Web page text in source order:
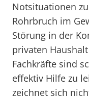
Notsituationen
Rohrbruch im
Störung in der
privaten
Fachkräfte sind
effektiv Hilfe zu
zeichnet sich